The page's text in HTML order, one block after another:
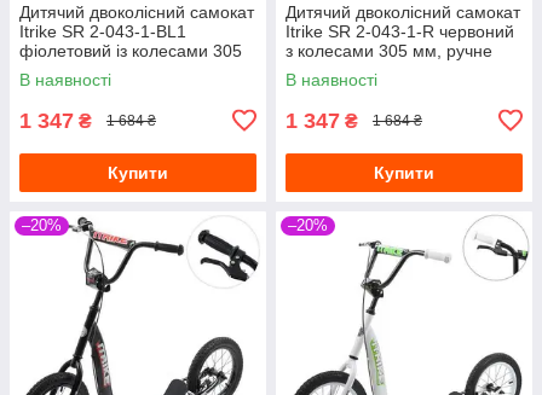
Дитячий двоколісний самокат
Itrike SR 2-043-1-BL1
фіолетовий із колесами 305
мм, ручне гальмо
В наявності
1 347 ₴ 1 684 ₴
Купити
Дитячий двоколісний самокат
Itrike SR 2-043-1-R червоний
з колесами 305 мм, ручне
гальмо
В наявності
1 347 ₴ 1 684 ₴
Купити
–20% –20%